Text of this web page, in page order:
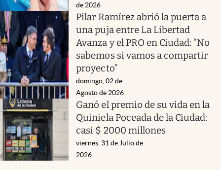
de 2026
Pilar Ramírez abrió la puerta a
una puja entre La Libertad
Avanza y el PRO en Ciudad: “No
sabemos si vamos a compartir
proyecto”
domingo, 02 de
Agosto de 2026
Ganó el premio de su vida en la
Quiniela Poceada de la Ciudad:
casi $ 2000 millones
viernes, 31 de Julio de
2026